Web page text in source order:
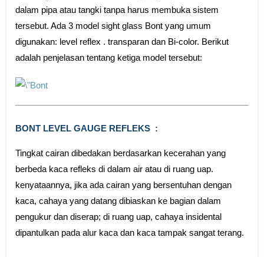
dalam pipa atau tangki tanpa harus membuka sistem
tersebut. Ada 3 model sight glass Bont yang umum
digunakan: level reflex . transparan dan Bi-color. Berikut
adalah penjelasan tentang ketiga model tersebut:
BONT LEVEL GAUGE REFLEKS :
Tingkat cairan dibedakan berdasarkan kecerahan yang
berbeda kaca refleks di dalam air atau di ruang uap.
kenyataannya, jika ada cairan yang bersentuhan dengan
kaca, cahaya yang datang dibiaskan ke bagian dalam
pengukur dan diserap; di ruang uap, cahaya insidental
dipantulkan pada alur kaca dan kaca tampak sangat terang.